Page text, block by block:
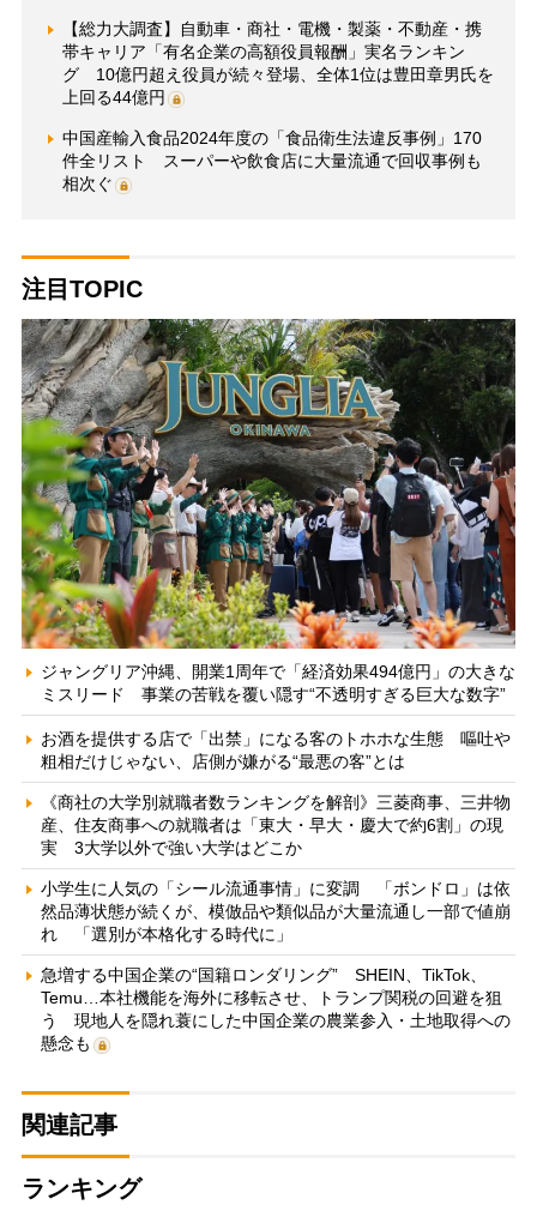
【総力大調査】自動車・商社・電機・製薬・不動産・携
帯キャリア「有名企業の高額役員報酬」実名ランキン
グ 10億円超え役員が続々登場、全体1位は豊田章男氏を
上回る44億円
中国産輸入食品2024年度の「食品衛生法違反事例」170
件全リスト スーパーや飲食店に大量流通で回収事例も
相次ぐ
注目TOPIC
ジャングリア沖縄、開業1周年で「経済効果494億円」の大きな
ミスリード 事業の苦戦を覆い隠す“不透明すぎる巨大な数字”
お酒を提供する店で「出禁」になる客のトホホな生態 嘔吐や
粗相だけじゃない、店側が嫌がる“最悪の客”とは
《商社の大学別就職者数ランキングを解剖》三菱商事、三井物
産、住友商事への就職者は「東大・早大・慶大で約6割」の現
実 3大学以外で強い大学はどこか
小学生に人気の「シール流通事情」に変調 「ボンドロ」は依
然品薄状態が続くが、模倣品や類似品が大量流通し一部で値崩
れ 「選別が本格化する時代に」
急増する中国企業の“国籍ロンダリング” SHEIN、TikTok、
Temu…本社機能を海外に移転させ、トランプ関税の回避を狙
う 現地人を隠れ蓑にした中国企業の農業参入・土地取得への
懸念も
関連記事
ランキング